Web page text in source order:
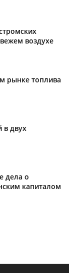
воздухе
рынке топлива
в двух
дела о
капиталом